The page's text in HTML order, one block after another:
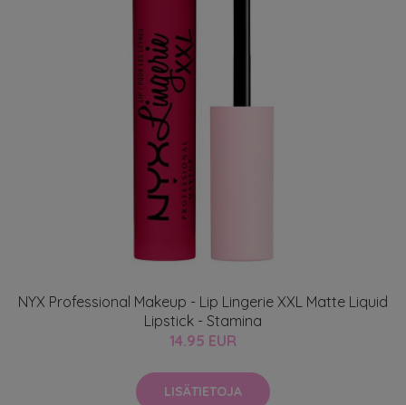
NYX Professional Makeup - Lip Lingerie XXL Matte Liquid
Lipstick - Stamina
14.95 EUR
LISÄTIETOJA